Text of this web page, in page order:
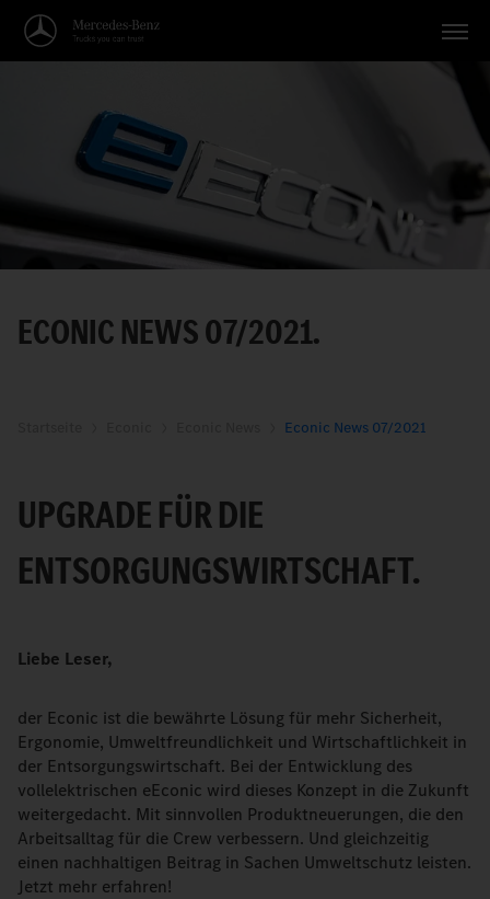
Anwendungen
Themen
Deutsch
ECONIC NEWS 07/2021.
Econic News 07/2021
UPGRADE FÜR DIE
ENTSORGUNGSWIRTSCHAFT.
Liebe Leser,
der Econic ist die bewährte Lösung für mehr Sicherheit,
Ergonomie, Umweltfreundlichkeit und Wirtschaftlichkeit in
der Entsorgungswirtschaft. Bei der Entwicklung des
vollelektrischen eEconic wird dieses Konzept in die Zukunft
weitergedacht. Mit sinnvollen Produktneuerungen, die den
Arbeitsalltag für die Crew verbessern. Und gleichzeitig
einen nachhaltigen Beitrag in Sachen Umweltschutz leisten.
Jetzt mehr erfahren!